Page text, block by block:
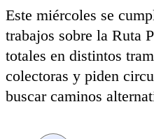
Este miércoles se
trabajos sobre la Ruta
totales en distintos
colectoras y piden
buscar caminos